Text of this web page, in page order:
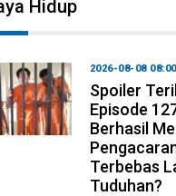
Hidup
2026-08-08
Spoiler
Episode
Berhasil
Terbebas
Tuduhan?